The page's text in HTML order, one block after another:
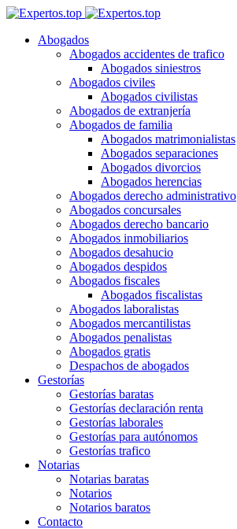
Abogados
Abogados accidentes de trafico
Abogados siniestros
Abogados civiles
Abogados civilistas
Abogados de extranjería
Abogados de familia
Abogados matrimonialistas
Abogados separaciones
Abogados divorcios
Abogados herencias
Abogados derecho administrativo
Abogados concursales
Abogados derecho bancario
Abogados inmobiliarios
Abogados desahucio
Abogados despidos
Abogados fiscales
Abogados fiscalistas
Abogados laboralistas
Abogados mercantilistas
Abogados penalistas
Abogados gratis
Despachos de abogados
Gestorías
Gestorías baratas
Gestorías declaración renta
Gestorías laborales
Gestorías para autónomos
Gestorías trafico
Notarias
Notarias baratas
Notarios
Notarios baratos
Contacto